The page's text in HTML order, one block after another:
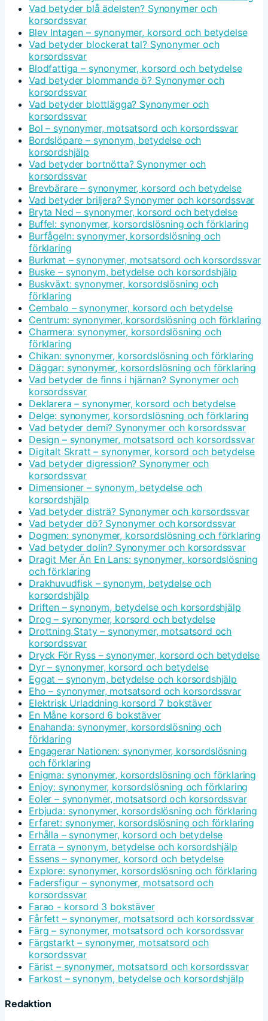
Vad betyder blå ädelsten? Synonymer och
korsordssvar
Blev Intagen – synonymer, korsord och betydelse
Vad betyder blockerat tal? Synonymer och
korsordssvar
Blodfattiga – synonymer, korsord och betydelse
Vad betyder blommande ö? Synonymer och
korsordssvar
Vad betyder blottlägga? Synonymer och
korsordssvar
Bol – synonymer, motsatsord och korsordssvar
Bordslöpare – synonym, betydelse och
korsordshjälp
Vad betyder bortnötta? Synonymer och
korsordssvar
Brevbärare – synonymer, korsord och betydelse
Vad betyder briljera? Synonymer och korsordssvar
Bryta Ned – synonymer, korsord och betydelse
Buffel: synonymer, korsordslösning och förklaring
Burfågeln: synonymer, korsordslösning och
förklaring
Burkmat – synonymer, motsatsord och korsordssvar
Buske – synonym, betydelse och korsordshjälp
Buskväxt: synonymer, korsordslösning och
förklaring
Cembalo – synonymer, korsord och betydelse
Centrum: synonymer, korsordslösning och förklaring
Charmera: synonymer, korsordslösning och
förklaring
Chikan: synonymer, korsordslösning och förklaring
Däggar: synonymer, korsordslösning och förklaring
Vad betyder de finns i hjärnan? Synonymer och
korsordssvar
Deklarera – synonymer, korsord och betydelse
Delge: synonymer, korsordslösning och förklaring
Vad betyder demi? Synonymer och korsordssvar
Design – synonymer, motsatsord och korsordssvar
Digitalt Skratt – synonymer, korsord och betydelse
Vad betyder digression? Synonymer och
korsordssvar
Dimensioner – synonym, betydelse och
korsordshjälp
Vad betyder disträ? Synonymer och korsordssvar
Vad betyder dö? Synonymer och korsordssvar
Dogmen: synonymer, korsordslösning och förklaring
Vad betyder dolin? Synonymer och korsordssvar
Dragit Mer Än En Lans: synonymer, korsordslösning
och förklaring
Drakhuvudfisk – synonym, betydelse och
korsordshjälp
Driften – synonym, betydelse och korsordshjälp
Drog – synonymer, korsord och betydelse
Drottning Staty – synonymer, motsatsord och
korsordssvar
Dryck För Ryss – synonymer, korsord och betydelse
Dyr – synonymer, korsord och betydelse
Eggat – synonym, betydelse och korsordshjälp
Eho – synonymer, motsatsord och korsordssvar
Elektrisk Urladdning korsord 7 bokstäver
En Måne korsord 6 bokstäver
Enahanda: synonymer, korsordslösning och
förklaring
Engagerar Nationen: synonymer, korsordslösning
och förklaring
Enigma: synonymer, korsordslösning och förklaring
Enjoy: synonymer, korsordslösning och förklaring
Eoler – synonymer, motsatsord och korsordssvar
Erbjuda: synonymer, korsordslösning och förklaring
Erfaret: synonymer, korsordslösning och förklaring
Erhålla – synonymer, korsord och betydelse
Errata – synonym, betydelse och korsordshjälp
Essens – synonymer, korsord och betydelse
Explore: synonymer, korsordslösning och förklaring
Fadersfigur – synonymer, motsatsord och
korsordssvar
Farao - korsord 3 bokstäver
Fårfett – synonymer, motsatsord och korsordssvar
Färg – synonymer, motsatsord och korsordssvar
Färgstarkt – synonymer, motsatsord och
korsordssvar
Färist – synonymer, motsatsord och korsordssvar
Farkost – synonym, betydelse och korsordshjälp
Redaktion